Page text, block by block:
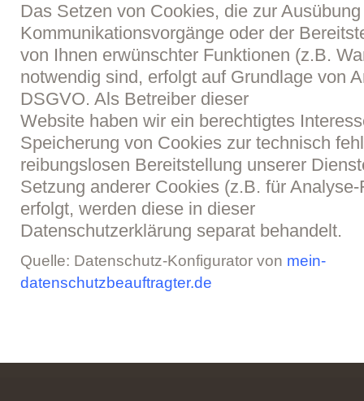
Das Setzen von Cookies, die zur
Kommunikationsvorgänge oder der
von Ihnen erwünschter Funktionen (z.B.
notwendig sind, erfolgt auf Grundlage von
DSGVO. Als Betreiber dieser
Website haben wir ein berechtigtes
Speicherung von Cookies zur technisch
reibungslosen Bereitstellung unserer
Setzung anderer Cookies (z.B. für
erfolgt, werden diese in dieser
Datenschutzerklärung separat behandelt.
Quelle: Datenschutz-Konfigurator von mein-
datenschutzbeauftragter.de